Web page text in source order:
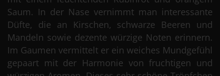
Saum. In der Nase vernimmt man interessante
Düfte, die an Kirschen, schwarze Beeren und
Mandeln sowie dezente würzige Noten erinnern.
Im Gaumen vermittelt er ein weiches Mundgefühl
gepaart mit der Harmonie von fruchtigen und